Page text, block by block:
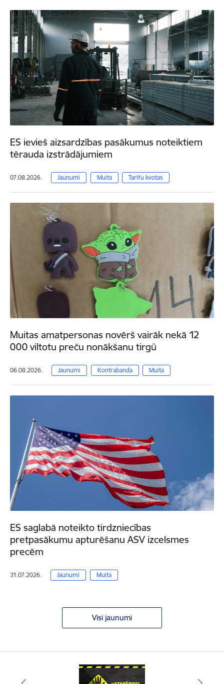
ES ievieš aizsardzības pasākumus noteiktiem
tērauda izstrādājumiem
07.08.2026. Jaunumi Muita Tarifu kvotas
Muitas amatpersonas novērš vairāk nekā 12
000 viltotu preču nonākšanu tirgū
06.08.2026. Jaunumi Kontrabanda Muita
ES saglabā noteikto tirdzniecības
pretpasākumu apturēšanu ASV izcelsmes
precēm
31.07.2026. Jaunumi Muita
Visi jaunumi